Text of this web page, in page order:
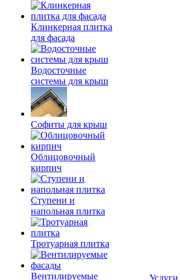
Клинкерная плитка
для фасада
Водосточные
системы для крыш
Софиты для крыш
Облицовочный
кирпич
Ступени и
напольная плитка
Тротуарная плитка
Вентилируемые
Услуги